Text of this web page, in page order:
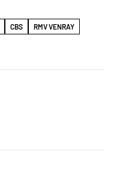
CBS
RMV VENRAY